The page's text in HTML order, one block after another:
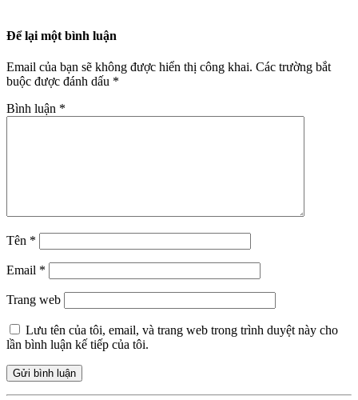
Để lại một bình luận
Email của bạn sẽ không được hiển thị công khai. Các trường bắt
buộc được đánh dấu *
Bình luận *
Tên *
Email *
Trang web
Lưu tên của tôi, email, và trang web trong trình duyệt này cho
lần bình luận kế tiếp của tôi.